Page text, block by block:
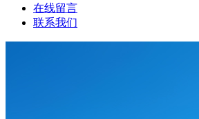
在线留言
联系我们